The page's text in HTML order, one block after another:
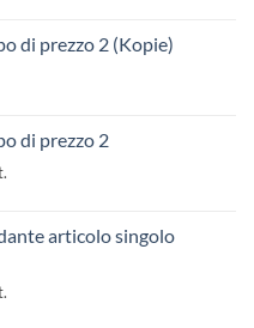
di prezzo 2 (Kopie)
di prezzo 2
articolo singolo